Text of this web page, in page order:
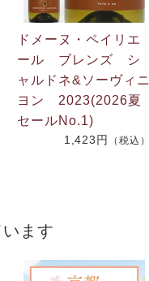
ドメーヌ・ペイリエ
ール ブレンズ シ
ャルドネ&ソーヴィニ
ヨン 2023(2026夏
セールNo.1)
1,423円 （税込）
ます